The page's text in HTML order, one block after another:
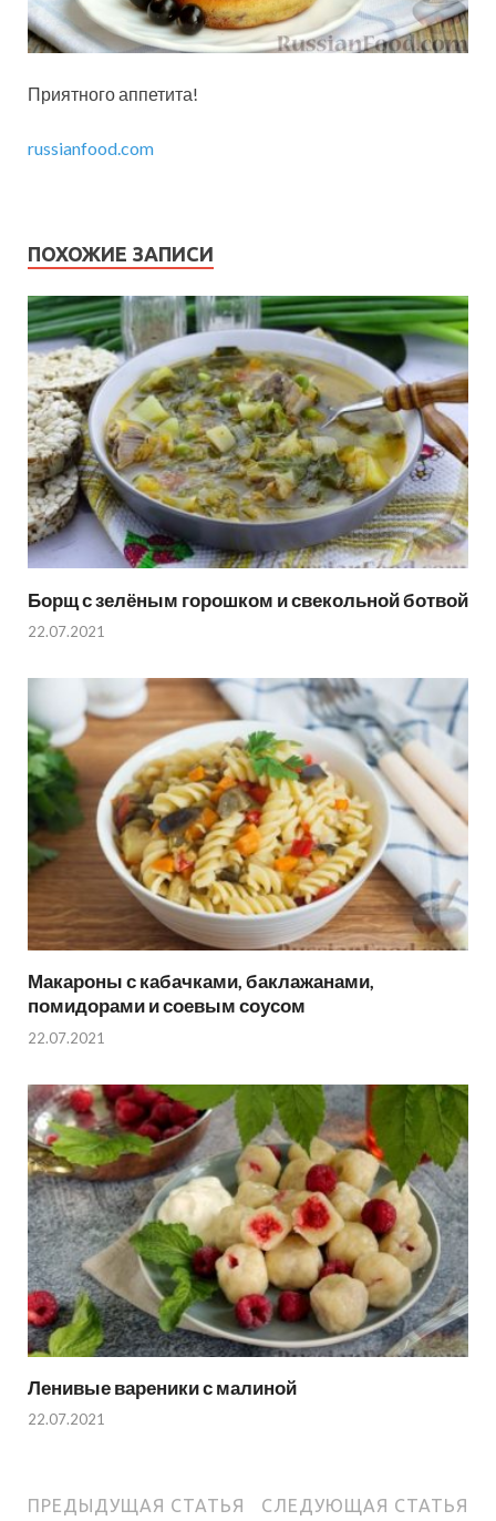
Приятного аппетита!
russianfood.com
ПОХОЖИЕ ЗАПИСИ
Борщ с зелёным горошком и свекольной ботвой
22.07.2021
Макароны с кабачками, баклажанами,
помидорами и соевым соусом
22.07.2021
Ленивые вареники с малиной
22.07.2021
ПРЕДЫДУЩАЯ СТАТЬЯ СЛЕДУЮЩАЯ СТАТЬЯ